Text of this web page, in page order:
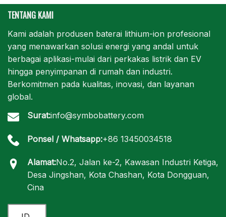
TENTANG KAMI
Kami adalah produsen baterai lithium-ion profesional
yang menawarkan solusi energi yang andal untuk
berbagai aplikasi-mulai dari perkakas listrik dan EV
hingga penyimpanan di rumah dan industri.
Berkomitmen pada kualitas, inovasi, dan layanan
global.
Surat:info@symbobattery.com
Ponsel / Whatsapp:+86 13450034518
Alamat:No.2, Jalan ke-2, Kawasan Industri Ketiga,
Desa Jingshan, Kota Chashan, Kota Dongguan,
Cina